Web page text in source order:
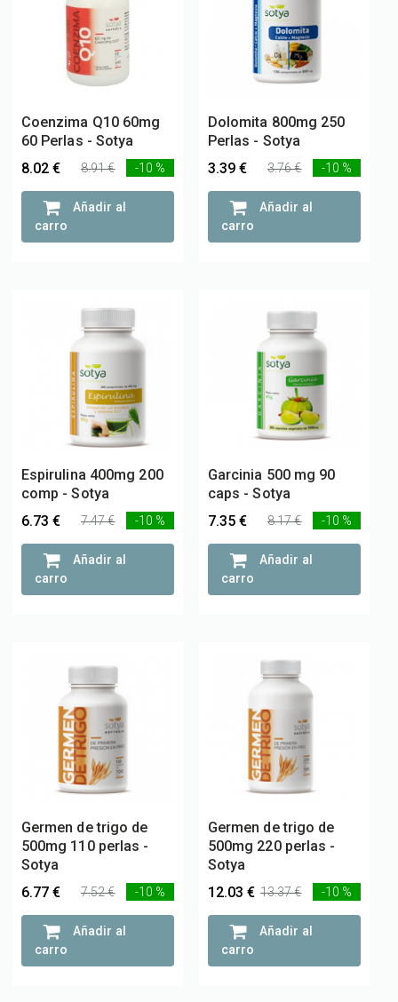
Coenzima Q10 60mg
60 Perlas - Sotya
8.02 €
8.91 € -10 %
Añadir al
carro
Dolomita 800mg 250
Perlas - Sotya
3.39 €
3.76 € -10 %
Añadir al
carro
Espirulina 400mg 200
comp - Sotya
6.73 €
7.47 € -10 %
Añadir al
carro
Garcinia 500 mg 90
caps - Sotya
7.35 €
8.17 € -10 %
Añadir al
carro
Germen de trigo de
500mg 110 perlas -
Sotya
6.77 €
7.52 € -10 %
Añadir al
carro
Germen de trigo de
500mg 220 perlas -
Sotya
12.03 € 13.37 € -10 %
Añadir al
carro